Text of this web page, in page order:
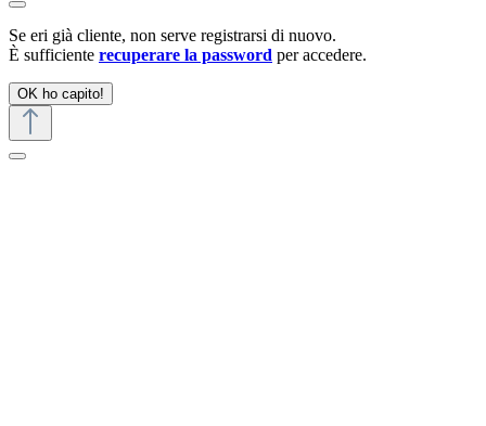
Se eri già cliente, non serve registrarsi di nuovo.
È sufficiente recuperare la password per accedere.
OK ho capito!